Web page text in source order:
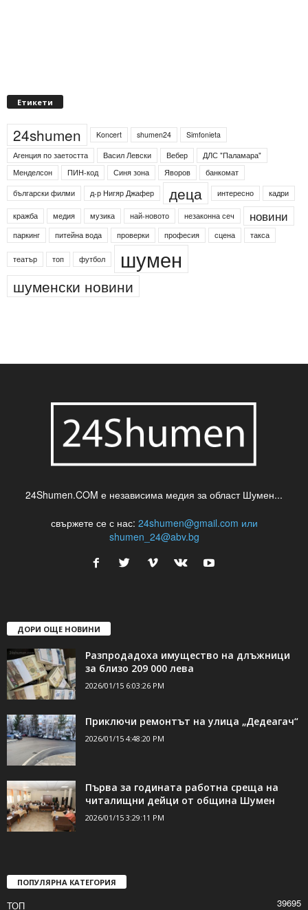
Етикети
24shumen Koncert shumen24
Simfonieta
Агенция по заетостта
Васил Левски Вебер
ДЛС "Паламара"
Менделсон
ПИН-код Синя зона Яворов
банкомат
български филми
д-р Нигяр Джафер деца интересно кадри
кражба медия музика най-новото незаконна сеч новини
паркинг питейна вода проверки професия сцена такса
театър топ футбол шумен
шуменски новини
24Shumen.COM е независима медия за област Шумен...
свържете се с нас: 24shumen@gmail.com или
shumen_24@abv.bg
ДОРИ ОЩЕ НОВИНИ
Разпродадоха имущество на длъжници
за близо 209 000 лева
2026/01/15 6:03:26 PM
Приключи ремонтът на улица „Дедеагач“
2026/01/15 4:48:20 PM
Първа за годината работна среща на
читалищни дейци от община Шумен
2026/01/15 3:29:11 PM
ПОПУЛЯРНА КАТЕГОРИЯ
ТОП 39695